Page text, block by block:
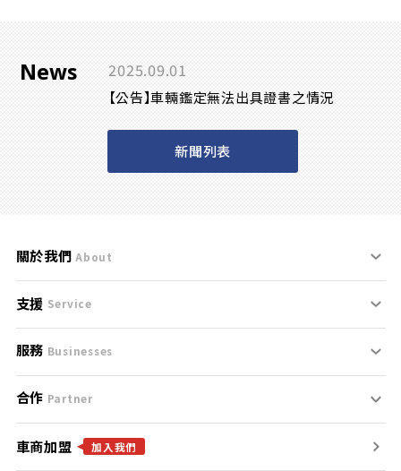
News 2025.09.01
【公告】車輛鑑定無法出具證書之情況
新聞列表
關於我們 About
刊登規範
服務條款
免責聲明
隱私權政策
支援 Service
支援中心
聯絡我們
服務 Businesses
什麼是Goo鑑定？
找好車
合作 Partner
合作夥伴
車商加盟 加入我們